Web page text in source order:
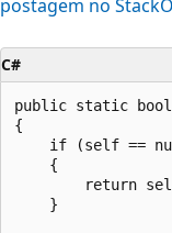
postagem no
C#
public static bool
{
if (self ==
    {
return
    }